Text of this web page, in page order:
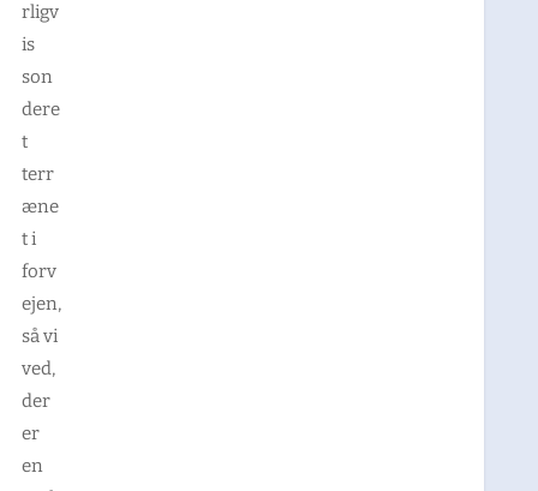
rligv
is
son
dere
t
terr
æne
t i
forv
ejen,
så vi
ved,
der
er
en